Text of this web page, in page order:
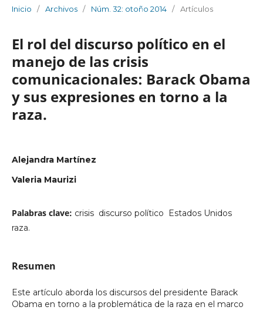
Inicio / Archivos / Núm. 32: otoño 2014 / Artículos
El rol del discurso político en el
manejo de las crisis
comunicacionales: Barack Obama
y sus expresiones en torno a la
raza.
Alejandra Martínez
Valeria Maurizi
Palabras clave: crisis  discurso político  Estados Unidos 
raza.
Resumen
Este artículo aborda los discursos del presidente Barack
Obama en torno a la problemática de la raza en el marco